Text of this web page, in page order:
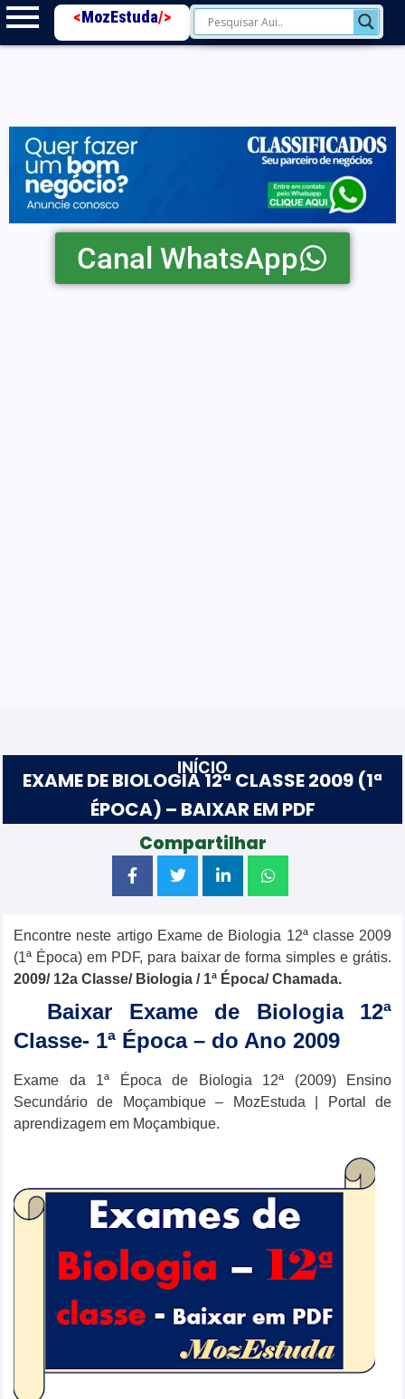
<MozEstuda/>
Canal WhatsApp
INÍCIO
EXAME DE BIOLOGIA 12ª CLASSE 2009 (1ª
ÉPOCA) – BAIXAR EM PDF
Compartilhar
Encontre neste artigo Exame de Biologia 12ª classe 2009
(1ª Época) em PDF, para baixar de forma simples e grátis.
2009/ 12a Classe/ Biologia / 1ª Época/ Chamada.
Baixar Exame de Biologia 12ª
Classe- 1ª Época – do Ano 2009
Exame da 1ª Época de Biologia 12ª (2009) Ensino
Secundário de Moçambique – MozEstuda | Portal de
aprendizagem em Moçambique.